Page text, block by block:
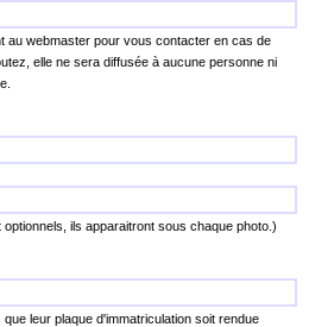
au webmaster pour vous contacter en cas de
elle ne sera diffusée à aucune personne ni
ils apparaitront sous chaque photo.)
leur plaque d'immatriculation soit rendue